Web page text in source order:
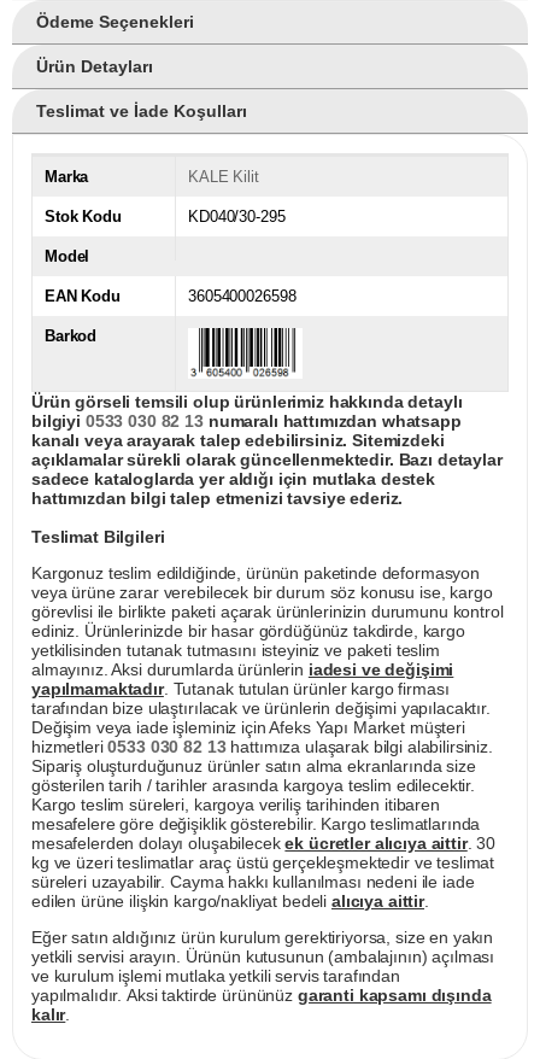
Ödeme Seçenekleri
Ürün Detayları
Teslimat ve İade Koşulları
Marka KALE Kilit
Stok Kodu KD040/30-295
Model
EAN Kodu 3605400026598
Barkod
Ürün görseli temsili olup ürünlerimiz hakkında detaylı
bilgiyi 0533 030 82 13numaralı hattımızdan whatsapp
kanalı veya arayarak talep edebilirsiniz. Sitemizdeki
açıklamalar sürekli olarak güncellenmektedir. Bazı detaylar
sadece kataloglarda yer aldığı için mutlaka destek
hattımızdan bilgi talep etmenizi tavsiye ederiz.
Teslimat Bilgileri
Kargonuz teslim edildiğinde, ürünün paketinde deformasyon
veya ürüne zarar verebilecek bir durum söz konusu ise, kargo
görevlisi ile birlikte paketi açarak ürünlerinizin durumunu kontrol
ediniz. Ürünlerinizde bir hasar gördüğünüz takdirde, kargo
yetkilisinden tutanak tutmasını isteyiniz ve paketi teslim
almayınız. Aksi durumlarda ürünlerin iadesi ve değişimi
yapılmamaktadır. Tutanak tutulan ürünler kargo firması
tarafından bize ulaştırılacak ve ürünlerin değişimi yapılacaktır.
Değişim veya iade işleminiz için Afeks Yapı Market müşteri
hizmetleri0533 030 82 13hattımıza ulaşarak bilgi alabilirsiniz.
Sipariş oluşturduğunuz ürünler satın alma ekranlarında size
gösterilen tarih / tarihler arasında kargoya teslim edilecektir.
Kargo teslim süreleri, kargoya veriliş tarihinden itibaren
mesafelere göre değişiklik gösterebilir. Kargo teslimatlarında
mesafelerden dolayı oluşabilecekek ücretler alıcıya aittir. 30
kg ve üzeri teslimatlar araç üstü gerçekleşmektedir ve teslimat
süreleri uzayabilir. Cayma hakkı kullanılması nedeni ile iade
edilen ürüne ilişkin kargo/nakliyat bedeli alıcıya aittir.
Eğer satın aldığınız ürün kurulum gerektiriyorsa, size en yakın
yetkili servisi arayın. Ürünün kutusunun (ambalajının) açılması
ve kurulum işlemi mutlaka yetkili servis tarafından
yapılmalıdır. Aksi taktirde ürününüz garanti kapsamı dışında
kalır.